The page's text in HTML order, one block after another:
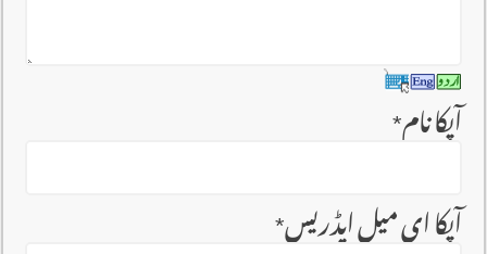
آپکا نام*
آپکا ای میل ایڈریس*